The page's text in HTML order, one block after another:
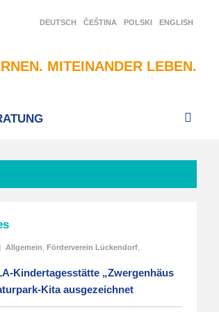
DEUTSCH ČEŠTINA POLSKI ENGLISH
MITEINANDER LEBEN.
| Allgemein Förderverein Lückendorf
Kindertagesstätte „Zwergenhäus
Kita ausgezeichnet